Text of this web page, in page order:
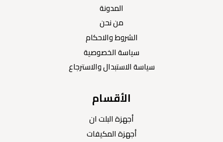
المدونة
من نحن
الشروط والاحكام
سياسة الخصوصية
سياسة الاستبدال والاسترجاع
الأقسام
أجهزة البلت ان
أجهزة المكيفات